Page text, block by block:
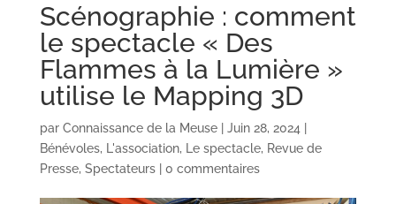
Scénographie : comment
le spectacle « Des
Flammes à la Lumière »
utilise le Mapping 3D
par Connaissance de la Meuse| Juin 28, 2024
Bénévoles, L'association, Le spectacle, Revue de
Presse, Spectateurs| 0 commentaires